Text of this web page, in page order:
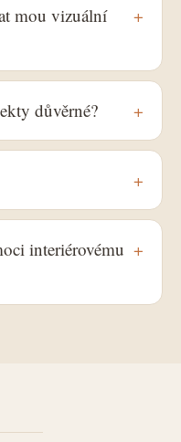
mou vizuální
+
důvěrné? +
+
interiérovému +